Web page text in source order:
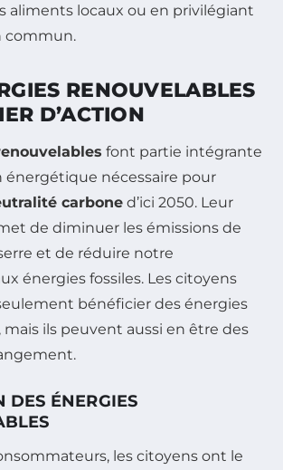
aliments locaux ou en privilégiant
commun.
RENOUVELABLES
D’ACTION
font partie intégrante
énergétique nécessaire pour
carbone d’ici 2050. Leur
de diminuer les émissions de
et de réduire notre
énergies fossiles. Les citoyens
bénéficier des énergies
mais ils peuvent aussi en être des
DES ÉNERGIES
les citoyens ont le